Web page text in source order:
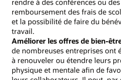
remboursement des frais de
et la possibilité de faire du
travail.
Améliorer les offres de bien-
de nombreuses entreprises ont
à renouveler ou étendre leurs
physique et mentale afin de